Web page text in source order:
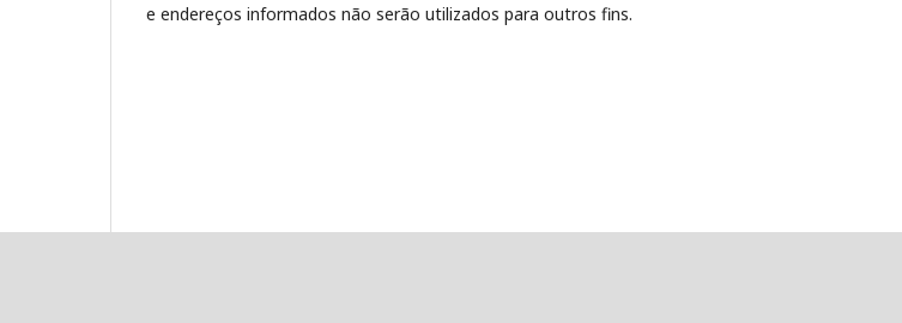
e endereços informados não serão utilizados para outros fins.